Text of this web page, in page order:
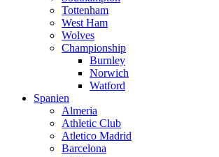
Tottenham
West Ham
Wolves
Championship
Burnley
Norwich
Watford
Spanien
Almeria
Athletic Club
Atletico Madrid
Barcelona